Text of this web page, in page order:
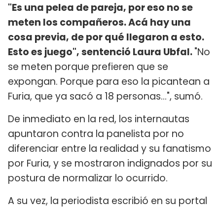
"Es una pelea de pareja, por eso no se
meten los compañeros. Acá hay una
cosa previa, de por qué llegaron a esto.
Esto es juego", sentenció Laura Ubfal."No
se meten porque prefieren que se
expongan. Porque para eso la picantean a
Furia, que ya sacó a 18 personas...", sumó.
De inmediato en la red, los internautas
apuntaron contra la panelista por no
diferenciar entre la realidad y su fanatismo
por Furia, y se mostraron indignados por su
postura de normalizar lo ocurrido.
A su vez, la periodista escribió en su portal